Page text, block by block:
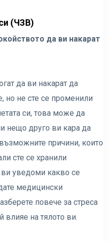
(ЧЗВ)
да ви накарат
да ви накарат да
но не сте се променили
си, това може да
нещо друго ви кара да
причини, които
сте се хранили
уведоми какво се
медицински
повече за стреса
влияе на тялото ви.